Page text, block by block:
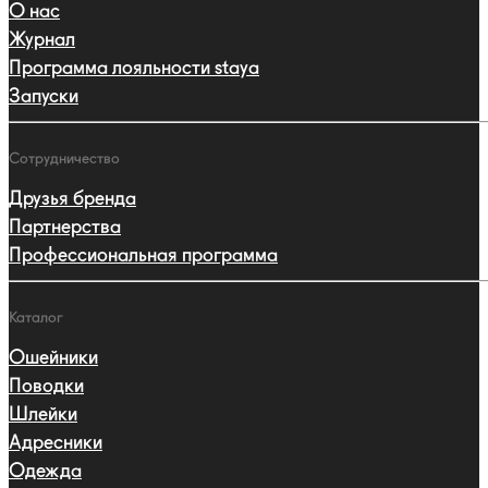
О нас
Журнал
Программа лояльности staya
Запуски
Сотрудничество
Друзья бренда
Партнерства
Профессиональная программа
Каталог
Ошейники
Поводки
Шлейки
Адресники
Одежда